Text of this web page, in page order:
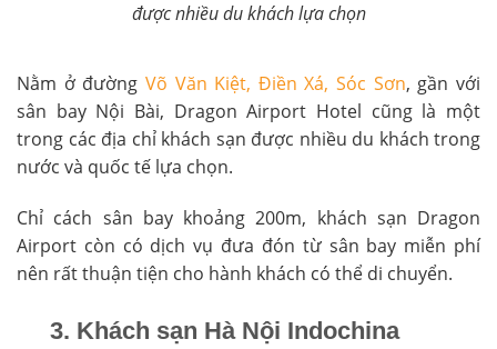
được nhiều du khách lựa chọn
Nằm ở đường Võ Văn Kiệt, Điền Xá, Sóc Sơn, gần với
sân bay Nội Bài, Dragon Airport Hotel cũng là một
trong các địa chỉ khách sạn được nhiều du khách trong
nước và quốc tế lựa chọn.
Chỉ cách sân bay khoảng 200m, khách sạn Dragon
Airport còn có dịch vụ đưa đón từ sân bay miễn phí
nên rất thuận tiện cho hành khách có thể di chuyển.
3. Khách sạn Hà Nội Indochina